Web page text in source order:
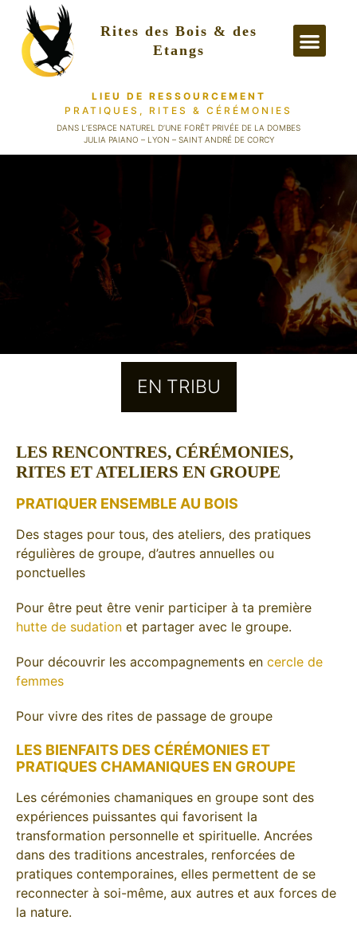
Rites des Bois & des
Etangs
LIEU DE RESSOURCEMENT
PRATIQUES, RITES & CÉRÉMONIES
DANS L’ESPACE NATUREL D’UNE FORÊT PRIVÉE DE LA DOMBES
JULIA PAIANO – LYON – SAINT ANDRÉ DE CORCY
EN TRIBU
LES RENCONTRES, CÉRÉMONIES,
RITES ET ATELIERS EN GROUPE
PRATIQUER ENSEMBLE AU BOIS
Des stages pour tous, des ateliers, des pratiques
régulières de groupe, d’autres annuelles ou
ponctuelles
Pour être peut être venir participer à ta première
hutte de sudation et partager avec le groupe.
Pour découvrir les accompagnements en cercle de
femmes
Pour vivre des rites de passage de groupe
LES BIENFAITS DES CÉRÉMONIES ET
PRATIQUES CHAMANIQUES EN GROUPE
Les cérémonies chamaniques en groupe sont des
expériences puissantes qui favorisent la
transformation personnelle et spirituelle. Ancrées
dans des traditions ancestrales, renforcées de
pratiques contemporaines, elles permettent de se
reconnecter à soi-même, aux autres et aux forces de
la nature.